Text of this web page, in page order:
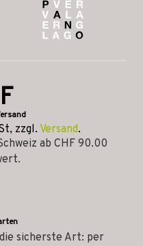
zzgl. Versand.
ab CHF 90.00
sicherste Art: per